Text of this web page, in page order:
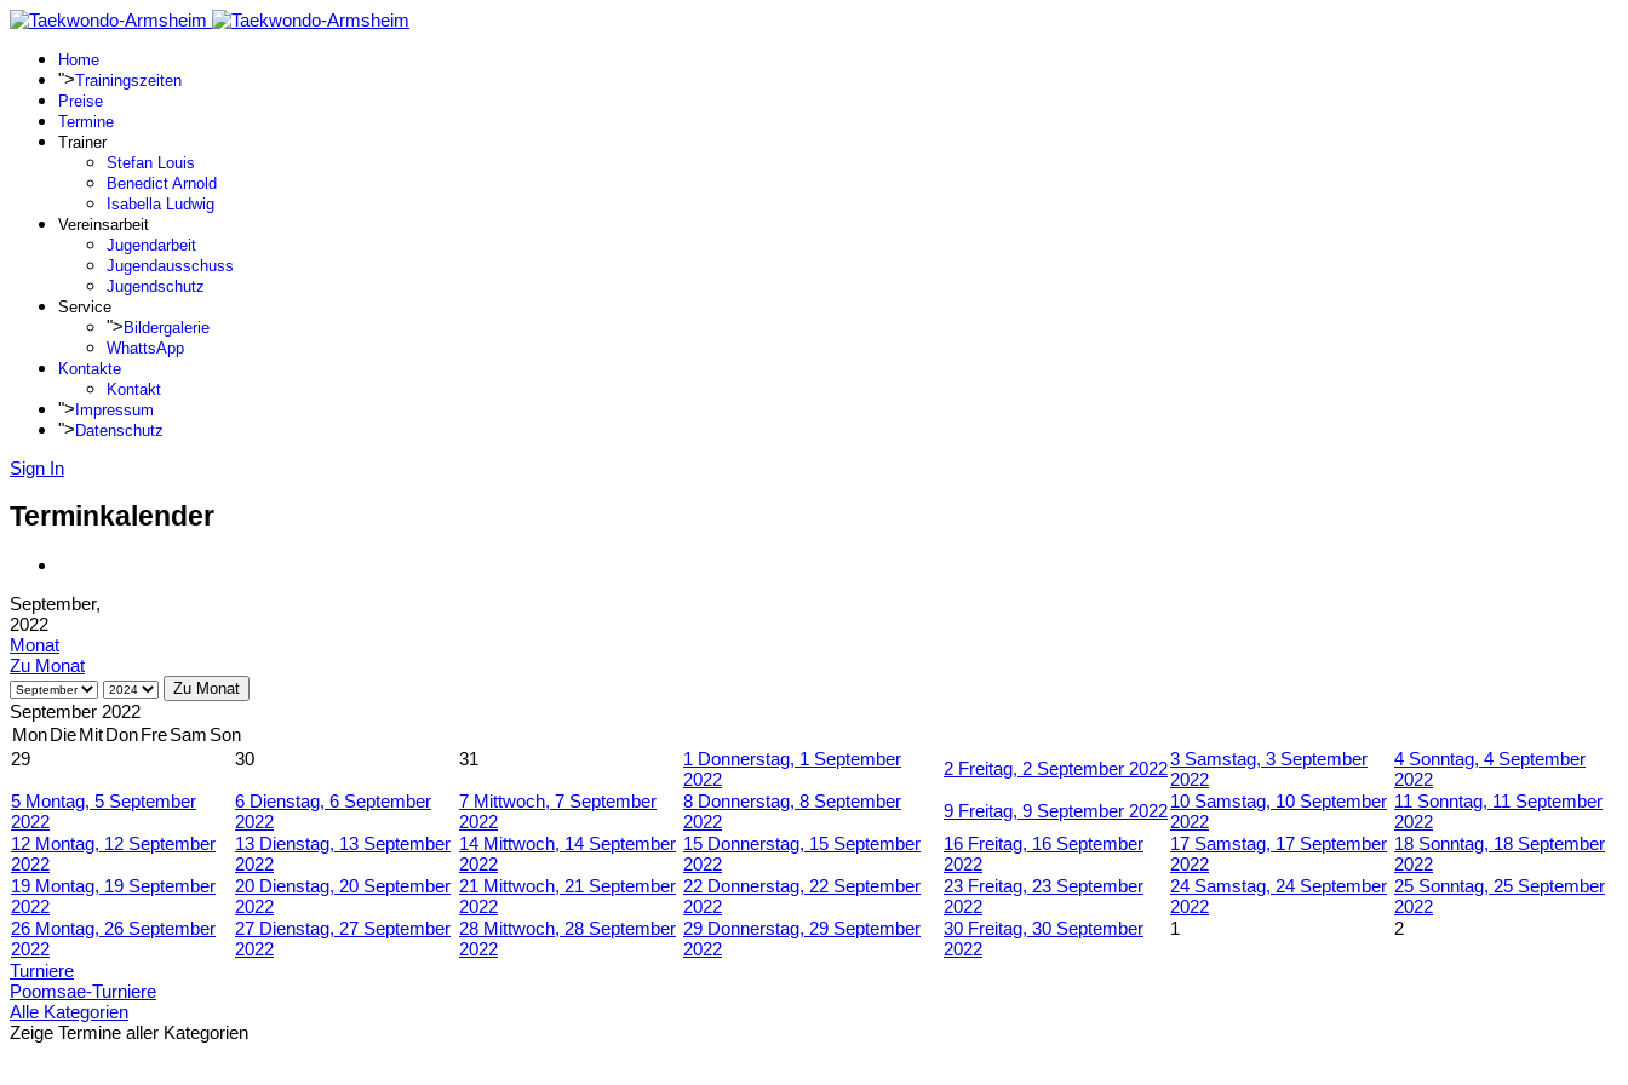
Home
">Trainingszeiten
Preise
Termine
Trainer
Stefan Louis
Benedict Arnold
Isabella Ludwig
Vereinsarbeit
Jugendarbeit
Jugendausschuss
Jugendschutz
Service
"> Bildergalerie
WhattsApp
Kontakte
Kontakt
"> Impressum
"> Datenschutz
Sign In
Terminkalender
September,
2022
Monat
Zu Monat
Zu Monat
September 2022
MonDieMitDonFreSam Son
29
30 31 1 Donnerstag, 1 September
2022
2 Freitag, 2 September 20223 Samstag, 3 September
2022
4 Sonntag, 4 September
2022
5 Montag, 5 September
2022
6 Dienstag, 6 September
2022
7 Mittwoch, 7 September
2022
8 Donnerstag, 8 September
2022
9 Freitag, 9 September 202210 Samstag, 10 September
2022
11 Sonntag, 11 September
2022
12 Montag, 12 September
2022
13 Dienstag, 13 September
2022
14 Mittwoch, 14 September
2022
15 Donnerstag, 15 September
2022
16 Freitag, 16 September
2022
17 Samstag, 17 September
2022
18 Sonntag, 18 September
2022
19 Montag, 19 September
2022
20 Dienstag, 20 September
2022
21 Mittwoch, 21 September
2022
22 Donnerstag, 22 September
2022
23 Freitag, 23 September
2022
24 Samstag, 24 September
2022
25 Sonntag, 25 September
2022
26 Montag, 26 September
2022
27 Dienstag, 27 September
2022
28 Mittwoch, 28 September
2022
29 Donnerstag, 29 September
2022
30 Freitag, 30 September
2022
1 2
Turniere
Poomsae-Turniere
Alle Kategorien
Zeige Termine aller Kategorien